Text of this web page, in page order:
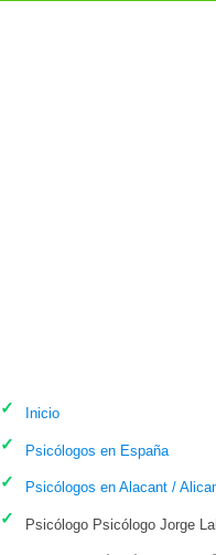
Inicio
Psicólogos en España
Psicólogos en Alacant /
Psicólogo Psicólogo Jorge